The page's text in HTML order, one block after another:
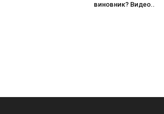
виновник? Видео..